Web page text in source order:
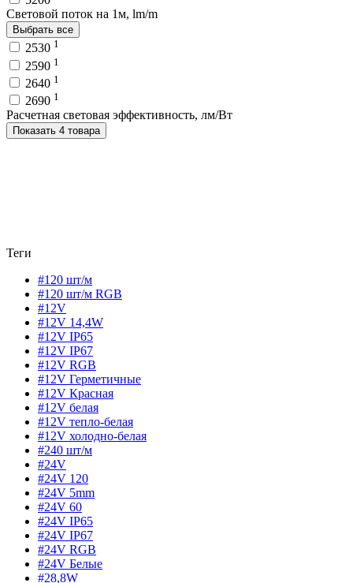
Световой поток на 1м, lm/m
Выбрать все
2530 1
2590 1
2640 1
2690 1
Расчетная световая эффективность, лм/Вт
Показать 4 товара
Теги
#120 шт/м
#120 шт/м RGB
#12V
#12V 14,4W
#12V IP65
#12V IP67
#12V RGB
#12V Герметичные
#12V Красная
#12V белая
#12V тепло-белая
#12V холодно-белая
#240 шт/м
#24V
#24V 120
#24V 5mm
#24V 60
#24V IP65
#24V IP67
#24V RGB
#24V Белые
#28,8W